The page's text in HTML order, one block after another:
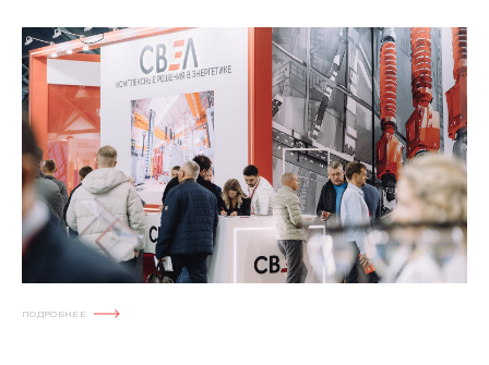
ПОДРОБНЕЕ